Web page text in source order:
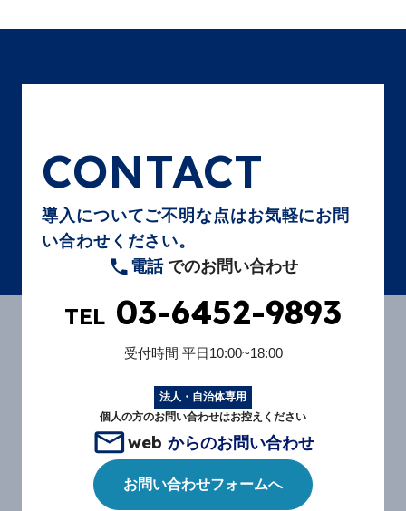
CONTACT
導入についてご不明な点はお気軽にお問
い合わせください。
電話でのお問い合わせ
TEL 03-6452-9893
受付時間 平日10:00~18:00
法人・自治体専用
個人の方のお問い合わせはお控えください
web からのお問い合わせ
お問い合わせフォームへ